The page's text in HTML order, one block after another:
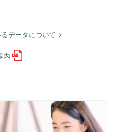
データについて
内